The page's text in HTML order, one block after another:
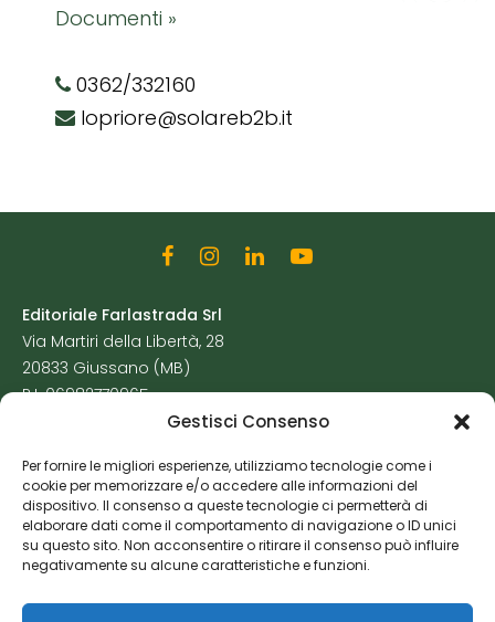
Gestisci Consenso
Per fornire le migliori esperienze, utilizziamo tecnologie come i
cookie per memorizzare e/o accedere alle informazioni del
dispositivo. Il consenso a queste tecnologie ci permetterà di
elaborare dati come il comportamento di navigazione o ID unici
su questo sito. Non acconsentire o ritirare il consenso può influire
negativamente su alcune caratteristiche e funzioni.
Documenti »
0362/332160
lopriore@solareb2b.it
Editoriale Farlastrada Srl
Via Martiri della Libertà, 28
20833 Giussano (MB)
P.I. 06982770965
Cookie Policy
Risorse Aggiuntive